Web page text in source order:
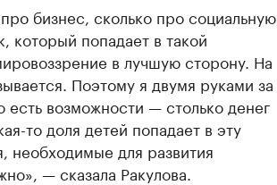
бизнес, сколько про социальную
попадает в такой
в лучшую сторону. На
Поэтому я двумя руками за
возможности — столько денег
то доля детей попадает в эту
необходимые для развития
— сказала Ракулова.